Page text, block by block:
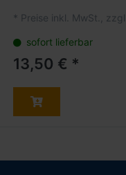
* Preise inkl. MwSt., zzgl.
sofort lieferbar
13,50 € *